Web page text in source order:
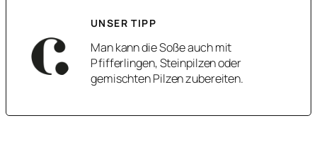
UNSER TIPP
Man kann die Soße auch mit
Pfifferlingen, Steinpilzen oder
gemischten Pilzen zubereiten.